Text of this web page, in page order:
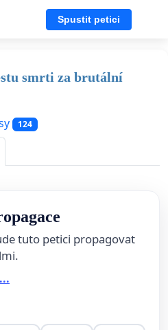
Spustit petici
smrti za brutální
124
tuto petici propagovat